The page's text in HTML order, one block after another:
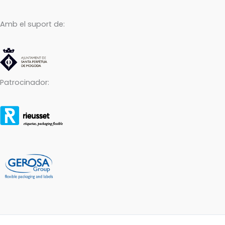
Amb el suport de:
Patrocinador: